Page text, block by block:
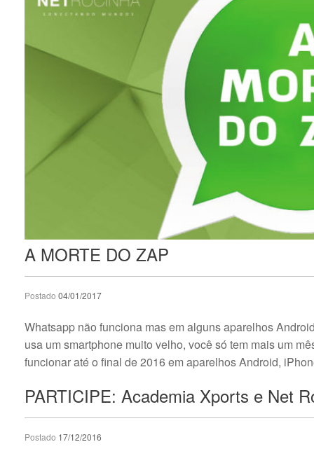
A MORTE DO ZAP
Postado 04/01/2017
Whatsapp não funciona mas em alguns aparelhos
usa um smartphone muito velho, você só tem mais um
funcionar até o final de 2016 em aparelhos Android,
PARTICIPE: Academia Xports e Net
Postado 17/12/2016